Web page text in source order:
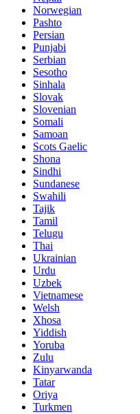
Norwegian
Pashto
Persian
Punjabi
Serbian
Sesotho
Sinhala
Slovak
Slovenian
Somali
Samoan
Scots Gaelic
Shona
Sindhi
Sundanese
Swahili
Tajik
Tamil
Telugu
Thai
Ukrainian
Urdu
Uzbek
Vietnamese
Welsh
Xhosa
Yiddish
Yoruba
Zulu
Kinyarwanda
Tatar
Oriya
Turkmen